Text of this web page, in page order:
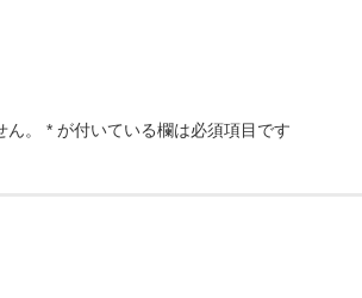
。 * が付いている欄は必須項目です